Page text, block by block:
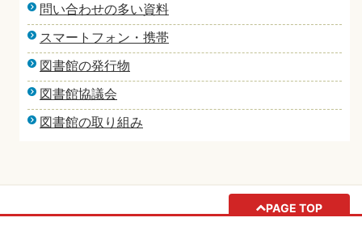
問い合わせの多い資料
スマートフォン・携帯
図書館の発行物
図書館協議会
図書館の取り組み
PAGE TOP